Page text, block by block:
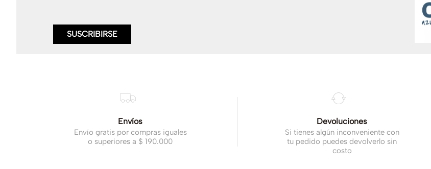
SUSCRIBIRSE
Envíos
Envío gratis por compras iguales
o superiores a $ 190.000
Devoluciones
Si tienes algún inconveniente con
tu pedido puedes devolverlo sin
costo